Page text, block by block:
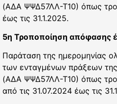
(ΑΔΑ ΨΨΔ57ΛΛ-Τ10) όπως
έως τις 31.1.2025.
5η Τροποποίηση απόφασης
Παράταση της ημερομηνίας
των ενταγμένων πράξεων
(ΑΔΑ ΨΨΔ57ΛΛ-Τ10) όπως
από τις 31.07.2024 έως τις